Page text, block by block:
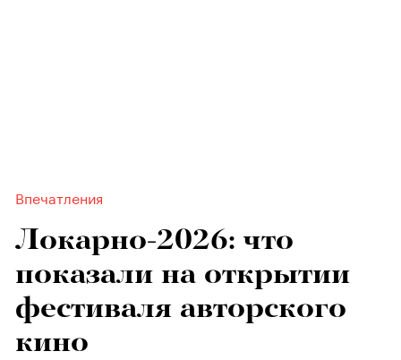
Впечатления
Локарно-2026: что
показали на открытии
фестиваля авторского
кино